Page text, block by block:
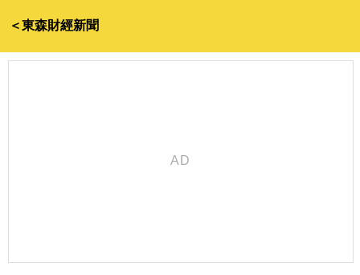
＜東森財經新聞